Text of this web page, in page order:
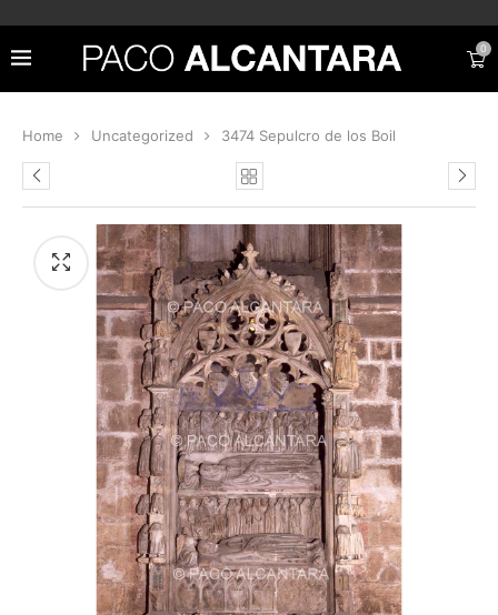
0
Home Uncategorized 3474 Sepulcro de los Boil